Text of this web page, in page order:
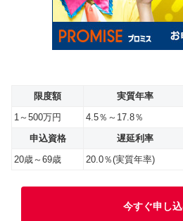
限度額 実質年率
1～500万円
4.5％～17.8％
申込資格
遅延利率
20歳～69歳
20.0％(実質年率)
今すぐ申し